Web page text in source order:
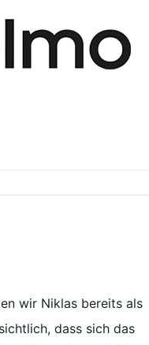
wir Niklas bereits als
dass sich das